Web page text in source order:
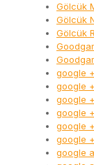
Gölcük
Gölcük
Gölcük
google +
google
google
google
google
google
google